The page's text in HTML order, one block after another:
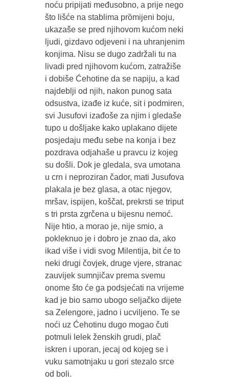
noću pripijati međusobno, a prije nego
što lišće na stablima prȍmijeni boju,
ukazaše se pred njihovom kućom neki
ljudi, gizdavo odjeveni i na uhranjenim
konjima. Nisu se dugo zadržali tu na
livadi pred njihovom kućom, zatražiše
i dobiše Ćehotine da se napiju, a kad
najdeblji od njih, nakon punog sata
odsustva, izađe iz kuće, sit i podmiren,
svi Jusufovi izađoše za njim i gledaše
tupo u došljake kako uplakano dijete
posjedaju među sebe na konja i bez
pozdrava odjahaše u pravcu iz kojeg
su došli. Dok je gledala, sva umotana
u crn i neproziran čador, mati Jusufova
plakala je bez glasa, a otac njegov,
mršav, ispijen, koščat, prekrsti se triput
s tri prsta zgrčena u bijesnu nemoć.
Nije htio, a morao je, nije smio, a
pokleknuo je i dobro je znao da, ako
ikad više i vidi svog Milentija, bit će to
neki drugi čovjek, druge vjere, stranac
zauvijek sumnjičav prema svemu
onome što će ga podsjećati na vrijeme
kad je bio samo ubogo seljačko dijete
sa Zelengore, jadno i ucviljeno. Te se
noći uz Ćehotinu dugo mogao čuti
potmuli lelek ženskih grudi, plač
iskren i uporan, jecaj od kojeg se i
vuku samotnjaku u gori stezalo srce
od boli.